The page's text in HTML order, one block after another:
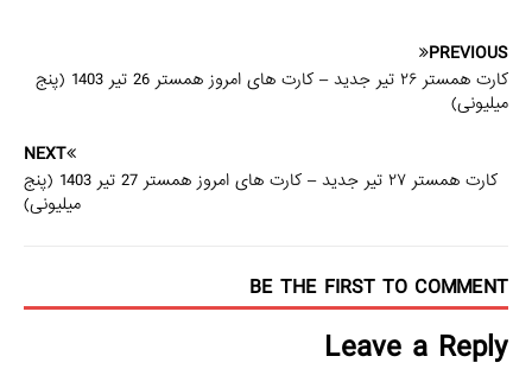
PREVIOUS
کارت همستر ۲۶ تیر جدید – کارت های امروز همستر 26 تیر 1403 (پنج
میلیونی)
NEXT
کارت همستر ۲۷ تیر جدید – کارت های امروز همستر 27 تیر 1403 (پنج
میلیونی)
BE THE FIRST TO COMMENT
Leave a Reply